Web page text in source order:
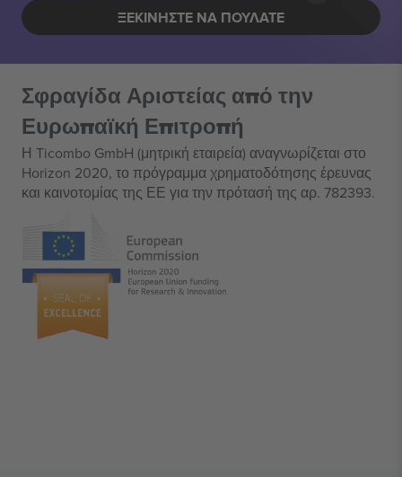
ΞΕΚΙΝΉΣΤΕ ΝΑ ΠΟΥΛΆΤΕ
Σφραγίδα Αριστείας από την
Ευρωπαϊκή Επιτροπή
Η Ticombo GmbH (μητρική εταιρεία) αναγνωρίζεται στο
Horizon 2020, το πρόγραμμα χρηματοδότησης έρευνας
και καινοτομίας της ΕΕ για την πρότασή της αρ. 782393.